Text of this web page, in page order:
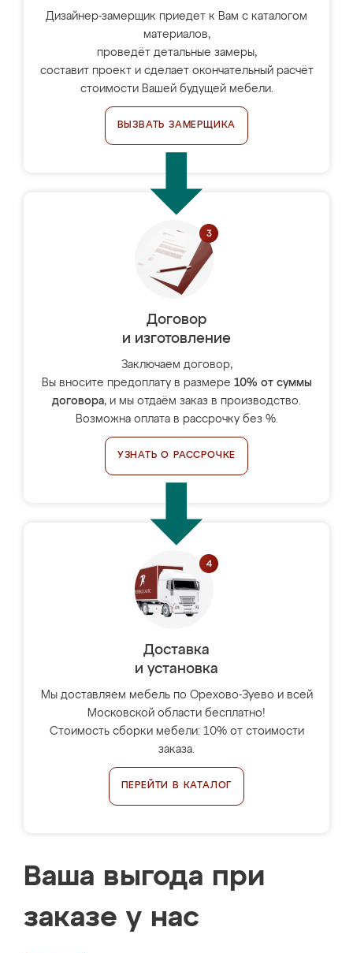
Дизайнер-замерщик приедет к Вам с каталогом
материалов,
проведёт детальные замеры,
составит проект и сделает окончательный расчёт
стоимости Вашей будущей мебели.
ВЫЗВАТЬ ЗАМЕРЩИКА
Договор
и изготовление
Заключаем договор,
Вы вносите предоплату в размере 10% от суммы
договора, и мы отдаём заказ в производство.
Возможна оплата в рассрочку без %.
УЗНАТЬ О РАССРОЧКЕ
Доставка
и установка
Мы доставляем мебель по Орехово-Зуево и всей
Московской области бесплатно!
Стоимость сборки мебели: 10% от стоимости
заказа.
ПЕРЕЙТИ В КАТАЛОГ
Ваша выгода при
заказе у нас